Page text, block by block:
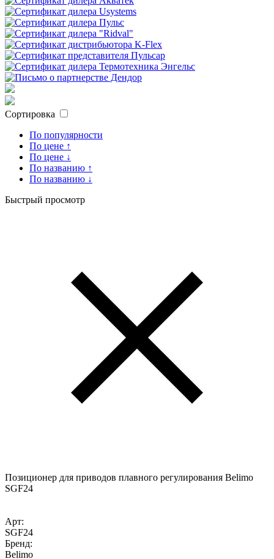
Сортировка
По популярности
По цене ↑
По цене ↓
По названию ↑
По названию ↓
Быстрый просмотр
Позиционер для приводов плавного регулирования Belimo
SGF24
Арт:
SGF24
Бренд:
Belimo